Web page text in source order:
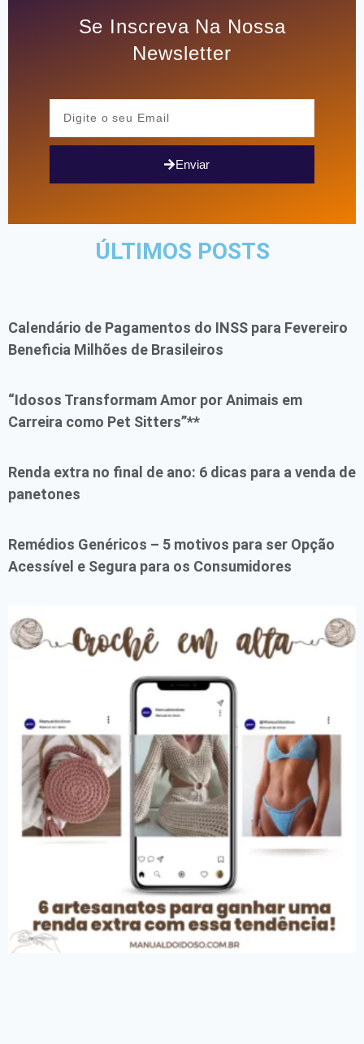
Se Inscreva Na Nossa
Newsletter
Enviar
ÚLTIMOS POSTS
Calendário de Pagamentos do INSS para Fevereiro
Beneficia Milhões de Brasileiros
“Idosos Transformam Amor por Animais em
Carreira como Pet Sitters”**
Renda extra no final de ano: 6 dicas para a venda de
panetones
Remédios Genéricos – 5 motivos para ser Opção
Acessível e Segura para os Consumidores